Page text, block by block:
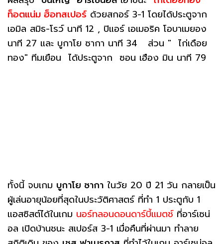
ท็อตแน่ม ฮ็อทสเปอร์ ด้วยสกอร์ 3-1 โดยได้ประตูจาก
เอมิล สมิธ-โรว์ นาที 12 , ปิแอร์ เอเมอริค โอบาเมยอง
นาที 27 และ บูกาโย ซากา นาที 34 ส่วน " ไก่เดือย
ทอง" ทีมเยือน ได้ประตูจาก ซอน เฮือง มิน นาที 79
ทั้งนี้ จบเกม บูกาโย ซากา ในวัย 20 ปี 21 วัน กลายเป็น
ผู้เล่นอายุน้อยที่สุดในประวัติศาสตร์ ที่ทำ 1 ประตูกับ 1
แอสซิสต์ได้ในเกม นอร์ทลอนดอนดาร์บี้แมตช์ที่อาร์เซน่
อล เปิดบ้านชนะ สเปอร์ส 3-1 เมื่อคืนที่ผ่านมา ทำลาย